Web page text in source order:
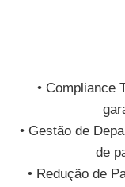
• Compliance
• Gestão de
de
• Redução de